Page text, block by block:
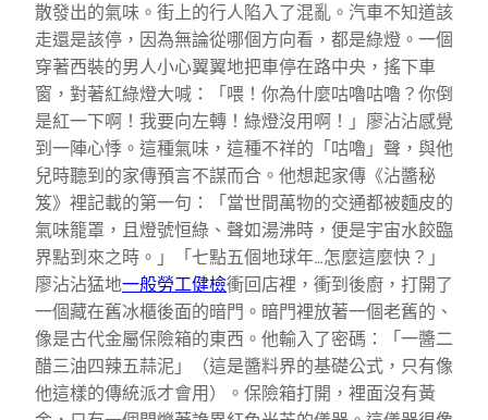
散發出的氣味。街上的行人陷入了混亂。汽車不知道該
走還是該停，因為無論從哪個方向看，都是綠燈。一個
穿著西裝的男人小心翼翼地把車停在路中央，搖下車
窗，對著紅綠燈大喊：「喂！你為什麼咕嚕咕嚕？你倒
是紅一下啊！我要向左轉！綠燈沒用啊！」廖沾沾感覺
到一陣心悸。這種氣味，這種不祥的「咕嚕」聲，與他
兒時聽到的家傳預言不謀而合。他想起家傳《沾醬秘
笈》裡記載的第一句：「當世間萬物的交通都被麵皮的
氣味籠罩，且燈號恒綠、聲如湯沸時，便是宇宙水餃臨
界點到來之時。」「七點五個地球年…怎麼這麼快？」
廖沾沾猛地一般勞工健檢衝回店裡，衝到後廚，打開了
一個藏在舊冰櫃後面的暗門。暗門裡放著一個老舊的、
像是古代金屬保險箱的東西。他輸入了密碼：「一醬二
醋三油四辣五蒜泥」（這是醬料界的基礎公式，只有像
他這樣的傳統派才會用）。保險箱打開，裡面沒有黃